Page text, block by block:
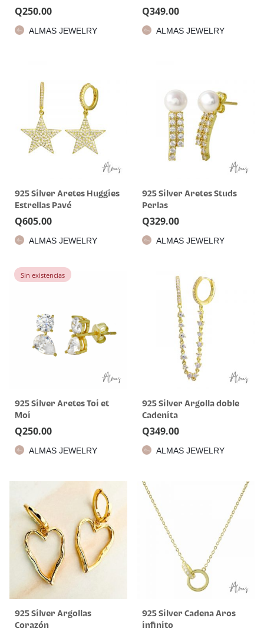
Q250.00
ALMAS JEWELRY
Q349.00
ALMAS JEWELRY
925 Silver Aretes Huggies
Estrellas Pavé
Q605.00
ALMAS JEWELRY
925 Silver Aretes Studs
Perlas
Q329.00
ALMAS JEWELRY
Sin existencias
925 Silver Aretes Toi et
Moi
Q250.00
ALMAS JEWELRY
925 Silver Argolla doble
Cadenita
Q349.00
ALMAS JEWELRY
925 Silver Argollas
Corazón
925 Silver Cadena Aros
infinito